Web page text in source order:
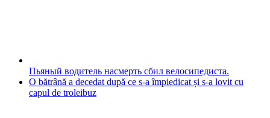
Пьяный водитель насмерть сбил велосипедиста.
O bătrână a decedat după ce s-a împiedicat și s-a lovit cu
capul de troleibuz